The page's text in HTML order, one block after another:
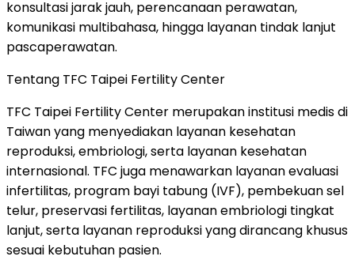
konsultasi jarak jauh, perencanaan perawatan,
komunikasi multibahasa, hingga layanan tindak lanjut
pascaperawatan.
Tentang TFC Taipei Fertility Center
TFC Taipei Fertility Center merupakan institusi medis di
Taiwan yang menyediakan layanan kesehatan
reproduksi, embriologi, serta layanan kesehatan
internasional. TFC juga menawarkan layanan evaluasi
infertilitas, program bayi tabung (IVF), pembekuan sel
telur, preservasi fertilitas, layanan embriologi tingkat
lanjut, serta layanan reproduksi yang dirancang khusus
sesuai kebutuhan pasien.